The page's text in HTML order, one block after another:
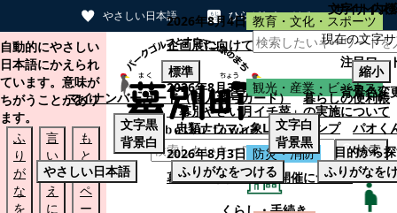
やさしい日本語 ひらがなをつける
本文へスキップする
自動的にやさしい
日本語にかえられ
ています。意味が
ちがうことがあり
ます。
ふ
り
が
な
を
言
い
替
え
に
も
と
の
ペ
ー
検索
くらし・手続き
2026年8月4日 教育・文化・スポーツ
企画展に向けて：安東ウメ子さんとの思
2026年8月3日 観光・産業・ビジネス
「幕別やさい月イチ菜」の実施について
2026年8月3日 防災・消防
幕別町防災フェアの開催について
サイト内
注目ワー
マイナンバーカード（個人番号カード）
暮らしの便利帳
忠類ナウマン象LINEスタンプ
パオく
目的から
文字サイズ
現在の文字
標準
縮小
背景色変
文字黒
背景白
文字白
背景黒
やさしい日本語
ふりがなをつける ふりがなを